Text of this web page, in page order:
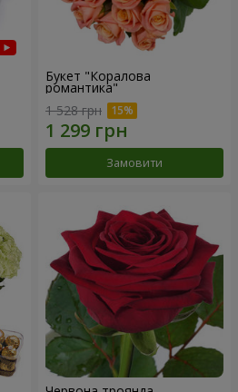
Букет "Коралова
романтика"
1 528 грн
Замовити